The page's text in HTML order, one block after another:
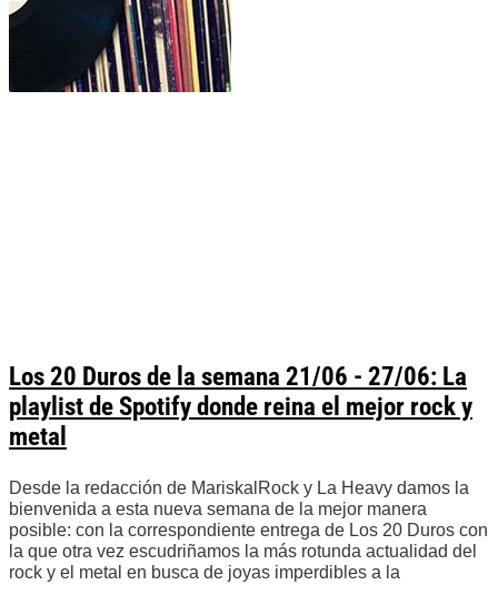
Los 20 Duros de la semana 21/06 - 27/06: La
playlist de Spotify donde reina el mejor rock y
metal
Desde la redacción de MariskalRock y La Heavy damos la
bienvenida a esta nueva semana de la mejor manera
posible: con la correspondiente entrega de Los 20 Duros con
la que otra vez escudriñamos la más rotunda actualidad del
rock y el metal en busca de joyas imperdibles a la